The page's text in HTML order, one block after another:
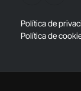
Política de
Política de